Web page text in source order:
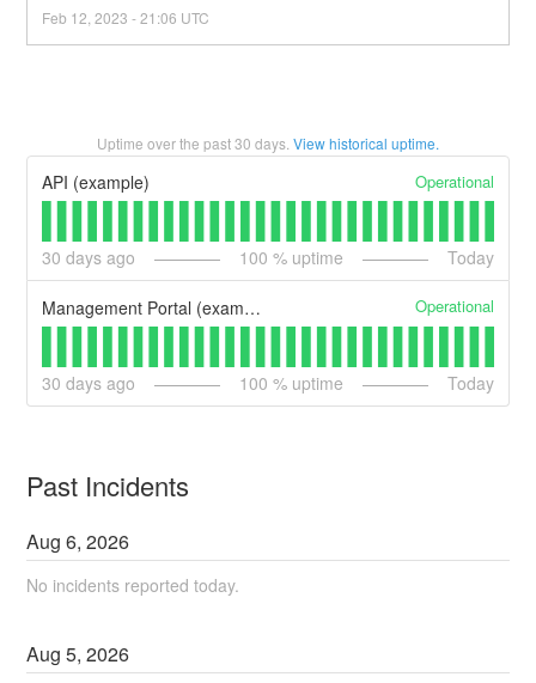
Feb 12 ,2023 -21:06 UTC
Uptime over the past30 days. View historical uptime.
API (example) Operational
30 days ago 100 % uptime Today
Management Portal (example) Operational
30 days ago 100 % uptime Today
Past Incidents
Aug6,2026
No incidents reported today.
Aug5,2026